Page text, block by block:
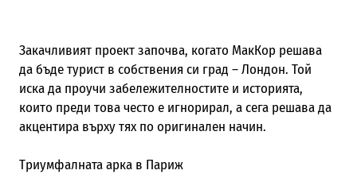
Закачливият проект започва, когато МакКор решава
да бъде турист в собствения си град – Лондон. Той
иска да проучи забележителностите и историята,
които преди това често е игнорирал, а сега решава да
акцентира върху тях по оригинален начин.
Триумфалната арка в Париж